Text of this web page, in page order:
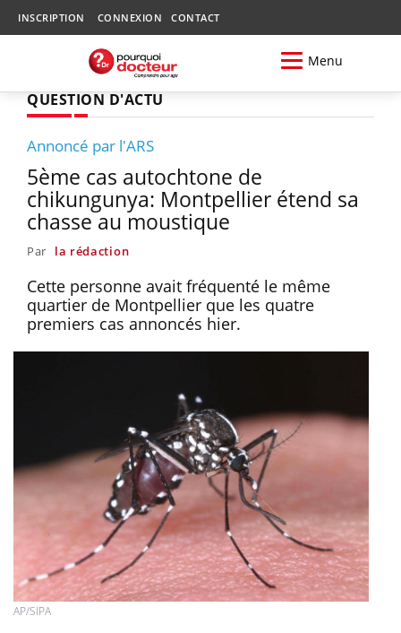
INSCRIPTION CONNEXION CONTACT
Menu
QUESTION D'ACTU
Annoncé par l'ARS
5ème cas autochtone de
chikungunya: Montpellier étend sa
chasse au moustique
Par la rédaction
Cette personne avait fréquenté le même
quartier de Montpellier que les quatre
premiers cas annoncés hier.
AP/SIPA